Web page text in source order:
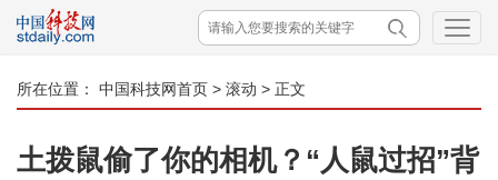
所在位置： 中国科技网首页 > 滚动 > 正文
土拨鼠偷了你的相机？“人鼠过招”背